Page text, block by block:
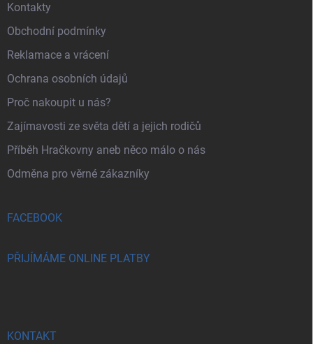
Kontakty
Obchodní podmínky
Reklamace a vrácení
Ochrana osobních údajů
Proč nakoupit u nás?
Zajímavosti ze světa dětí a jejich rodičů
Příběh Hračkovny aneb něco málo o nás
Odměna pro věrné zákazníky
FACEBOOK
PŘIJÍMÁME ONLINE PLATBY
KONTAKT